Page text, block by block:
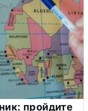
пройдите